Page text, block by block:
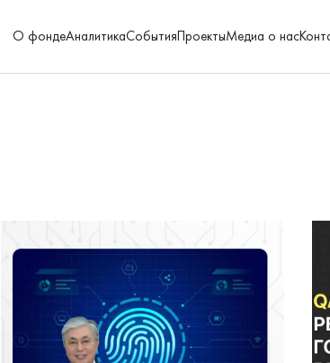
О фондеАналитикаСобытияПроектыМедиа о нас